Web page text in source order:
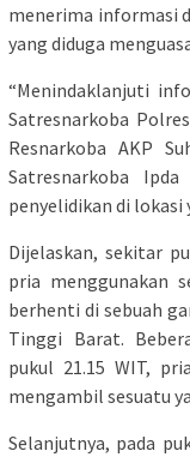
menerima informasi
yang diduga
“Menindaklanjuti
Satresnarkoba
Resnarkoba AKP
Satresnarkoba
penyelidikan di lokasi
Dijelaskan, sekitar
pria menggunakan
berhenti di sebuah
Tinggi Barat.
pukul 21.15 WIT,
mengambil sesuatu
Selanjutnya, pada